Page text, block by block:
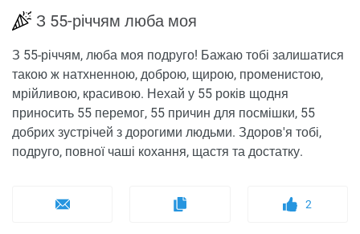
З 55-річчям люба моя
З 55-річчям, люба моя подруго! Бажаю тобі залишатися
такою ж натхненною, доброю, щирою, променистою,
мрійливою, красивою. Нехай у 55 років щодня
приносить 55 перемог, 55 причин для посмішки, 55
добрих зустрічей з дорогими людьми. Здоров'я тобі,
подруго, повної чаші кохання, щастя та достатку.
2